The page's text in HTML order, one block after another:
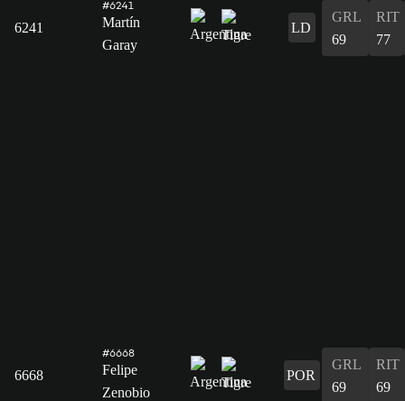
6241
#6241
Martín
Garay
LD
GRL
69
RIT
77
6668
#6668
Felipe
Zenobio
POR
GRL
69
RIT
69